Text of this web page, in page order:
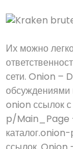
Их можно
сети. Onion –
обсуждениями
onion ссылок
p/Main_Page